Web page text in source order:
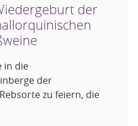
der
in die
der
zu feiern, die